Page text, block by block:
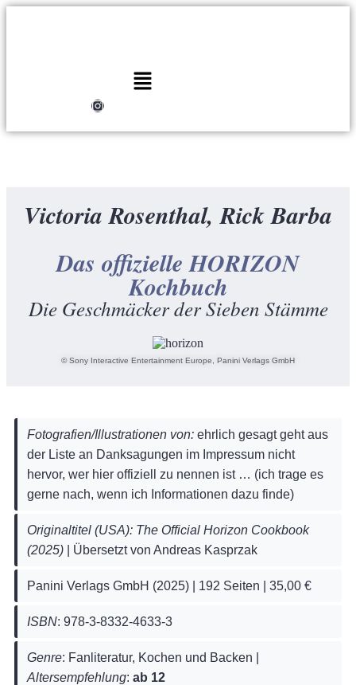
© Sony Interactive Entertainment Europe, Panini Verlags GmbH
Victoria Rosenthal, Rick Barba
Das offizielle HORIZON
Kochbuch
Die Geschmäcker der Sieben Stämme
Fotografien/Illustrationen von: ehrlich gesagt geht aus
der Liste an Danksagungen im Impressum nicht
hervor, wer hier offiziell zu nennen ist … (ich trage es
gerne nach, wenn ich Informationen dazu finde)
Originaltitel (USA): The Official Horizon Cookbook
(2025) | Übersetzt von Andreas Kasprzak
Panini Verlags GmbH (2025) | 192 Seiten | 35,00 €
ISBN: 978-3-8332-4633-3
Genre: Fanliteratur, Kochen und Backen |
Altersempfehlung: ab 12